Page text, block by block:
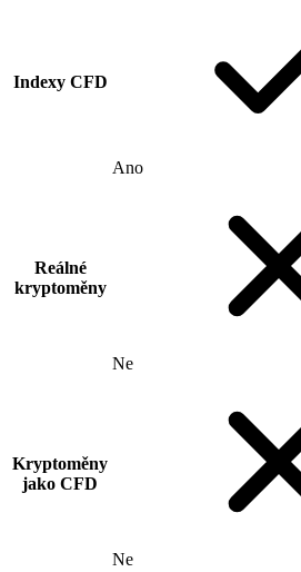
Indexy CFD
Ano
Reálné
kryptoměny
Ne
Kryptoměny
jako CFD
Ne